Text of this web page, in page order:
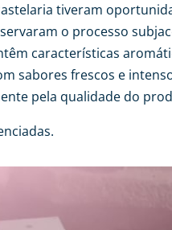
tiveram
o processo
características
sabores frescos e
pela qualidade do